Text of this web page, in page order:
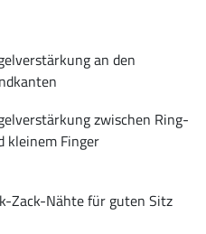
an den
zwischen Ring-
kleinem Finger
Zack-Nähte für guten Sitz